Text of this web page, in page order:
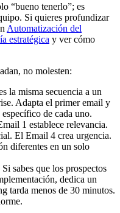
“bueno tenerlo”; es
Si quieres profundizar
Automatización del
estratégica y ver cómo
no molesten:
la misma secuencia a un
Adapta el primer email y
de cada uno.
1 establece relevancia.
El Email 4 crea urgencia.
diferentes en un solo
sabes que los prospectos
dedica un
tarda menos de 30 minutos.